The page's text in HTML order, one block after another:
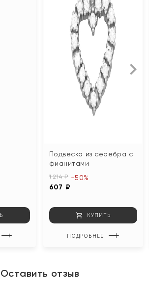
Подвеска из серебра с
фианитами
1 214 ₽
607 ₽
-50%
КУПИТЬ
ПОДРОБНЕЕ
Оставить отзыв